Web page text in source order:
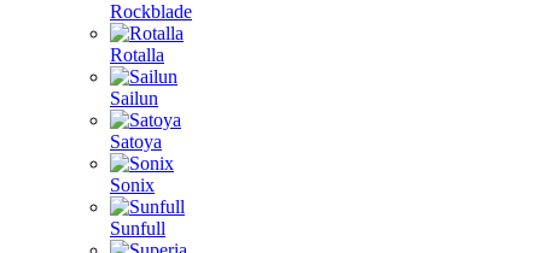
Rockblade
Rotalla
Sailun
Satoya
Sonix
Sunfull